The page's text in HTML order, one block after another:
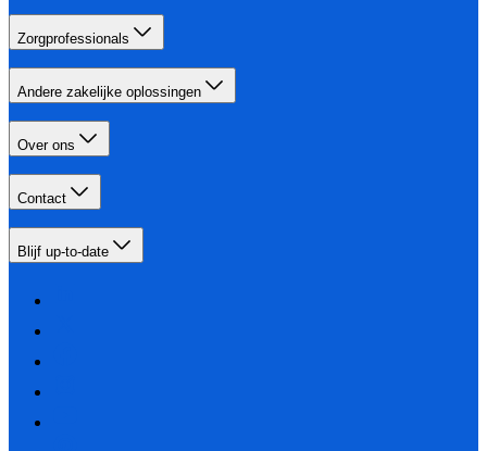
Zorgprofessionals
Andere zakelijke oplossingen
Over ons
Contact
Blijf up-to-date